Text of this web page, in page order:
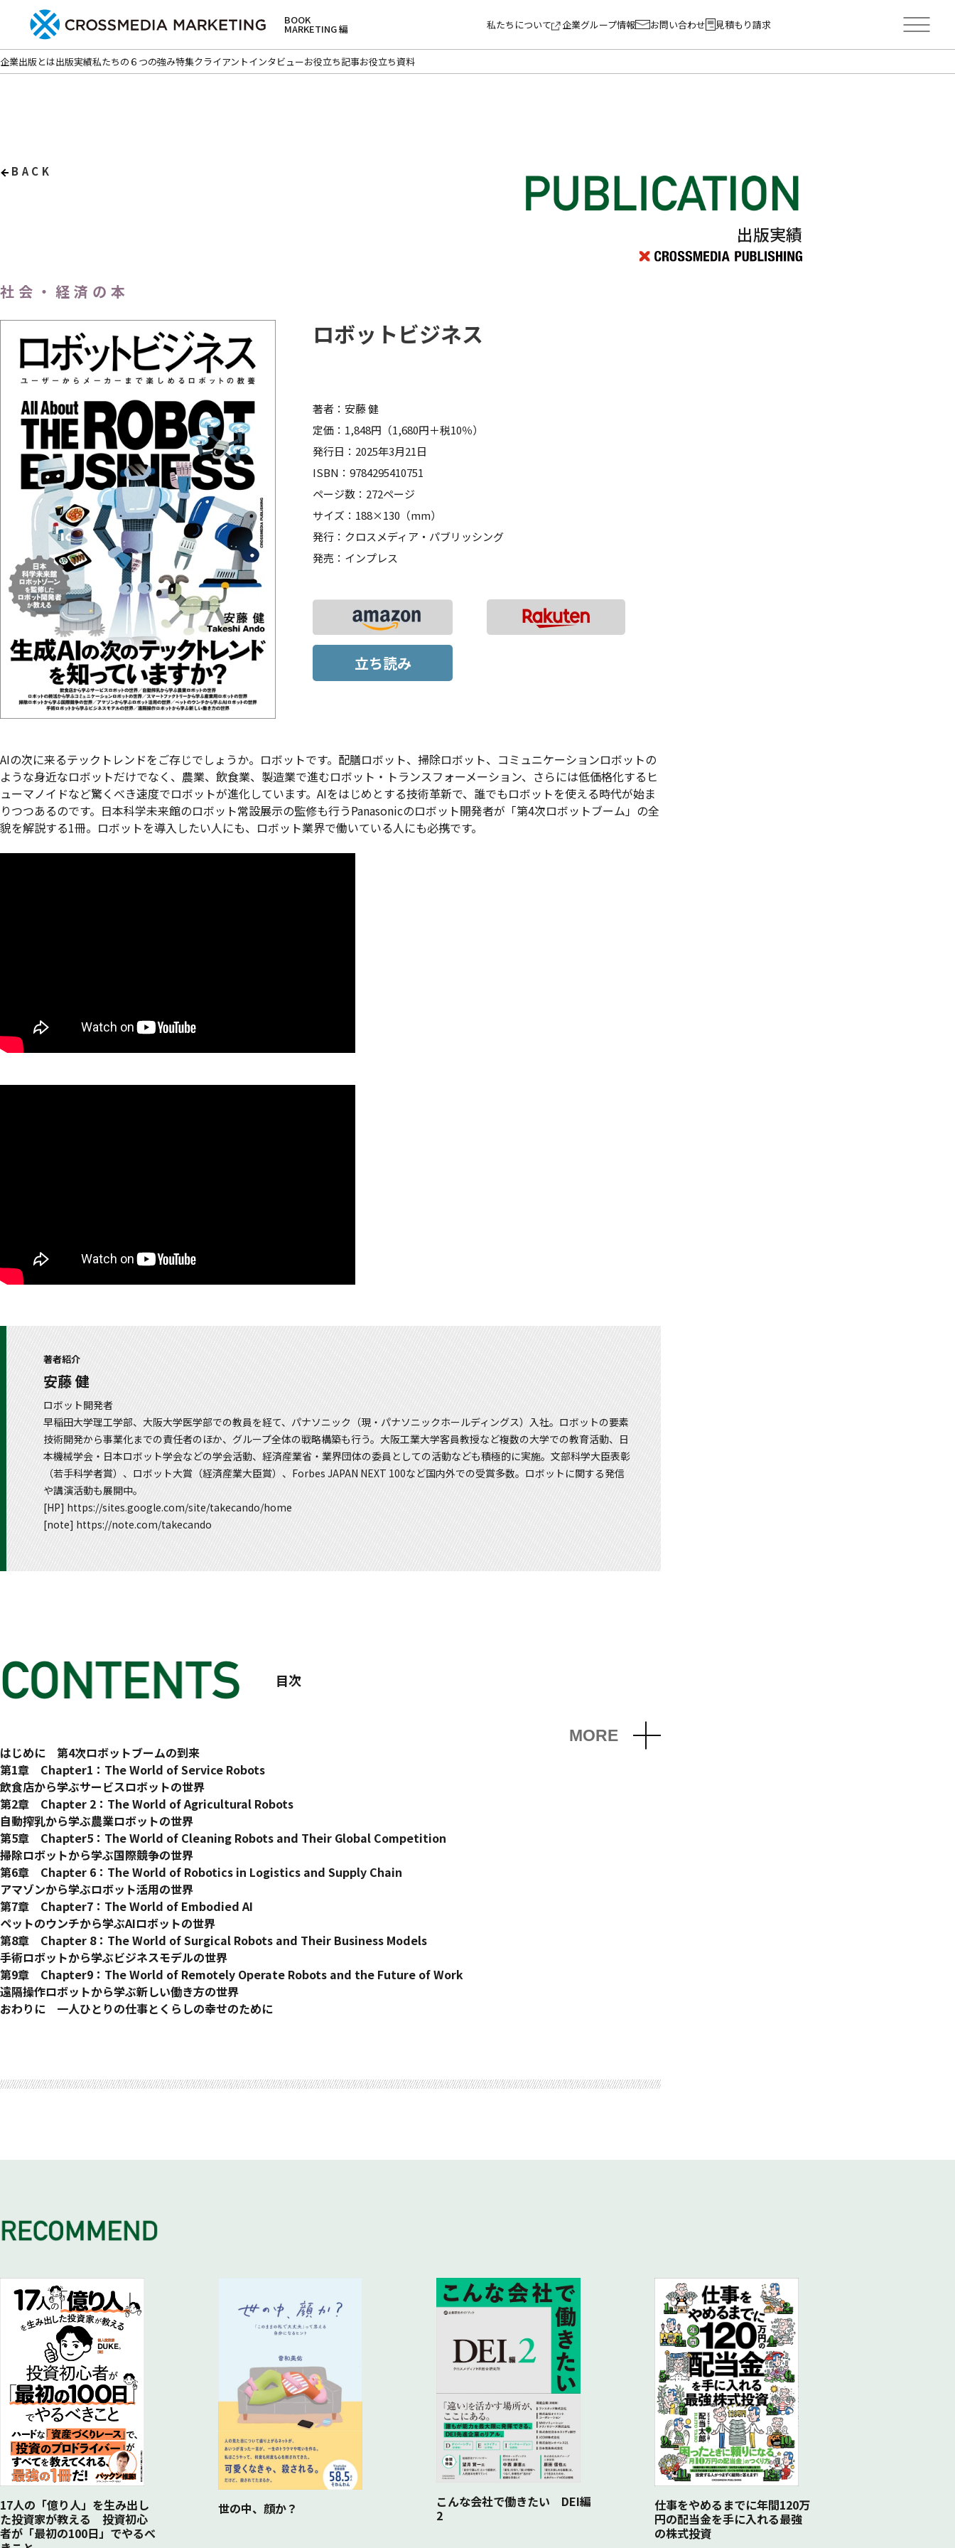
BOOK
MARKETING 編 私たちについて 企業グループ情報 お問い合わせ 見積もり請求
企業出版とは出版実績私たちの６つの強み特集クライアントインタビューお役立ち記事お役立ち資料
BACK
出版実績
社会・経済の本
ロボットビジネス
著者：安藤 健
定価：1,848円（1,680円＋税10％）
発行日：2025年3月21日
ISBN：9784295410751
ページ数：272ページ
サイズ：188×130（mm）
発行：クロスメディア・パブリッシング
発売：インプレス
立ち読み
AIの次に来るテックトレンドをご存じでしょうか。ロボットです。配膳ロボット、掃除ロボット、コミュニケーションロボットの
ような身近なロボットだけでなく、農業、飲食業、製造業で進むロボット・トランスフォーメーション、さらには低価格化するヒ
ューマノイドなど驚くべき速度でロボットが進化しています。AIをはじめとする技術革新で、誰でもロボットを使える時代が始ま
りつつあるのです。日本科学未来館のロボット常設展示の監修も行うPanasonicのロボット開発者が「第4次ロボットブーム」の全
貌を解説する1冊。ロボットを導入したい人にも、ロボット業界で働いている人にも必携です。
著者紹介
安藤 健
ロボット開発者
早稲田大学理工学部、大阪大学医学部での教員を経て、パナソニック（現・パナソニックホールディングス）入社。ロボットの要素
技術開発から事業化までの責任者のほか、グループ全体の戦略構築も行う。大阪工業大学客員教授など複数の大学での教育活動、日
本機械学会・日本ロボット学会などの学会活動、経済産業省・業界団体の委員としての活動なども積極的に実施。文部科学大臣表彰
（若手科学者賞）、ロボット大賞（経済産業大臣賞）、Forbes JAPAN NEXT 100など国内外での受賞多数。ロボットに関する発信
や講演活動も展開中。
[HP] https://sites.google.com/site/takecando/home
[note] https://note.com/takecando
目次
MORE
はじめに 第4次ロボットブームの到来
第1章 Chapter1：The World of Service Robots
飲食店から学ぶサービスロボットの世界
1 ドラえもんより先に普及したネコ型ロボット
2 調理ロボットが飲食店の常識を変える
3 「中食」でも進むロボット活用
4 閉店後の小売店で活躍するロボットたち
5 「まるごとロボット店舗」の実現は近い
6 店舗もロボットが建てる時代へ
COLUMN すかいらーくはどのように配膳ロボを導入したか
第2章 Chapter 2：The World of Agricultural Robots
自動搾乳から学ぶ農業ロボットの世界
1 コメは自動化の最先端へ
2 野菜も果実も自動収穫が進む
3 スマート化する酪農業
4 もしも森のなか、ロボットに出会ったら
5 環境保護と経済成長を両立させるロボット
6 一石何鳥？ロボットが変える農業の未来
COLUMN 農業ロボットのビジネスモデル
第5章 Chapter5：The World of Cleaning Robots and Their Global Competition
掃除ロボットから学ぶ国際競争の世界
1 軍事技術から生まれた「ルンバ」
2 猛追する中国メーカー
3 とどまることを知らない中国製ロボットの勢い
4 米中の両方に投資するソフトバンク
5 日本のロボット産業の競争力を上げる鍵
6 ロボットフレンドリーな環境づくり
COLUMN ロボット導入が進むシンガポール
第6章 Chapter 6：The World of Robotics in Logistics and Supply Chain
アマゾンから学ぶロボット活用の世界
1 世界最大のロボットユーザーは誰か
2 ロボット活用のために大切なこと
3 最後の難題、モラベックのパラドックス
4 サプライチェーン全体がロボットでつながる
5 日本でも動き始めたラストマイルロボット
6 家庭用ロボットの買収計画が意味すること
COLUMN コンテスト型技術開発による事業加速
第7章 Chapter7：The World of Embodied AI
ペットのウンチから学ぶAIロボットの世界
1 掃除ロボットが吸っては困るもの
2 エッジとクラウド
3 生成AIがもたらす認識から制御への展開
4 AI進化がもたらす新しい開発トレンド
5 「第4次ロボットブーム」の本質
第8章 Chapter 8：The World of Surgical Robots and Their Business Models
手術ロボットから学ぶビジネスモデルの世界
1 世界最大のロボットメーカーの驚くべき業績
2 データの量がつくり上げる参入障壁
3 広がるRaaSの世
COLUMN エコシステムをつくる業界団体
第9章 Chapter9：The World of Remotely Operate Robots and the Future of Work
遠隔操作ロボットから学ぶ新しい働き方の世界
1 鉄腕アトムもいれば鉄人28号もいる
5 同時に10台のロボを操るゲーマー
6 働きがい、生きがいにも貢献
おわりに 一人ひとりの仕事とくらしの幸せのために
17人の「億り人」を生み出し
た投資家が教える 投資初心
者が「最初の100日」でやるべ
世の中、顔か？
こんな会社で働きたい DEI編
2
仕事をやめるまでに年間120万
円の配当金を手に入れる最強
の株式投資